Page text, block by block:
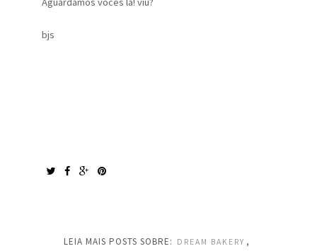
bjs
LEIA MAIS POSTS SOBRE: DREAM BAKERY ,